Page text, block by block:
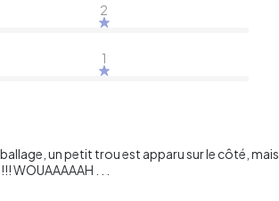
2
1
un petit trou est apparu sur le côté, mais
. . .